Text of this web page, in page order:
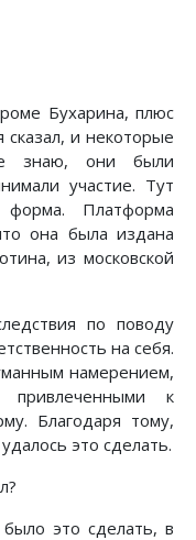
Бухарина, плюс
и некоторые
знаю, они были
участие. Тут
Платформа
она была издана
из московской
по поводу
на себя.
намерением,
к
Благодаря тому,
это сделать.
это сделать, в